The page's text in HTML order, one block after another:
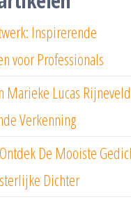
Inspirerende
voor Professionals
Marieke Lucas
Verkenning
De Mooiste
Dichter